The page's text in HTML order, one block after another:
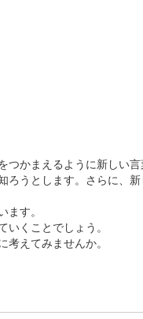
かまえるように新しい
ろうとします。さらに、
す。
くことでしょう。
えてみませんか。